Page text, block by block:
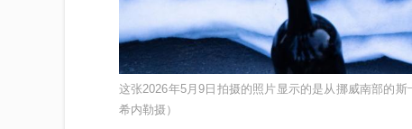
这张2026年5月9日拍摄的照片显示的是从挪威南部的
希内勒摄）